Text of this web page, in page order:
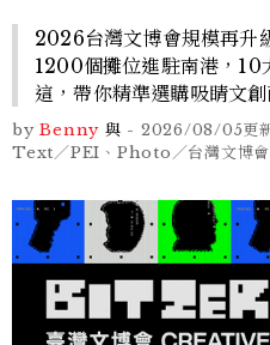
2026台灣文博會規模再升
1200個攤位進駐南港，10
這，帶你精準選購吸睛文創
by Benny 與 - 2026/08/05更
Text／PEI、Photo／台灣文博